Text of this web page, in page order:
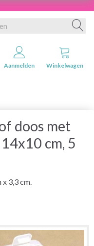
Aanmelden Winkelwagen
doos met
cm, 5
3,3 cm.